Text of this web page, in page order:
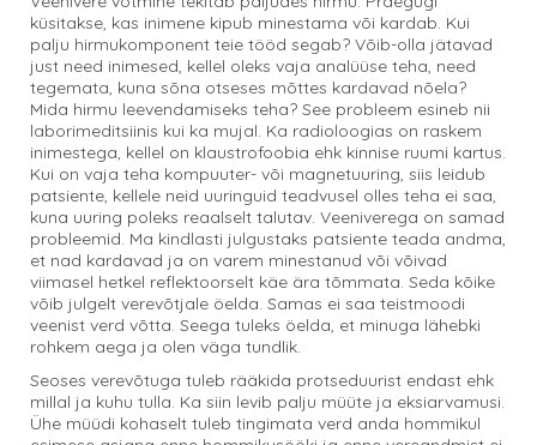
küsitakse, kas inimene kipub minestama või kardab. Kui
palju hirmukomponent teie tööd segab? Võib-olla jätavad
just need inimesed, kellel oleks vaja analüüse teha, need
tegemata, kuna sõna otseses mõttes kardavad nõela?
Mida hirmu leevendamiseks teha? See probleem esineb nii
laborimeditsiinis kui ka mujal. Ka radioloogias on raskem
inimestega, kellel on klaustrofoobia ehk kinnise ruumi kartus.
Kui on vaja teha kompuuter- või magnetuuring, siis leidub
patsiente, kellele neid uuringuid teadvusel olles teha ei saa,
kuna uuring poleks reaalselt talutav. Veeniverega on samad
probleemid. Ma kindlasti julgustaks patsiente teada andma,
et nad kardavad ja on varem minestanud või võivad
viimasel hetkel reflektoorselt käe ära tõmmata. Seda kõike
võib julgelt verevõtjale öelda. Samas ei saa teistmoodi
veenist verd võtta. Seega tuleks öelda, et minuga lähebki
rohkem aega ja olen väga tundlik.
Seoses verevõtuga tuleb rääkida protseduurist endast ehk
millal ja kuhu tulla. Ka siin levib palju müüte ja eksiarvamusi.
Ühe müüdi kohaselt tuleb tingimata verd anda hommikul